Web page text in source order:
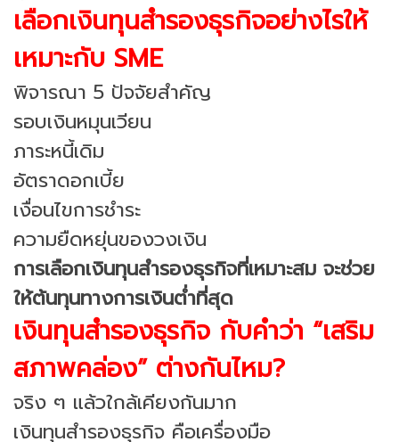
เลือกเงินทุนสำรองธุรกิจอย่างไรให้
เหมาะกับ SME
พิจารณา 5 ปัจจัยสำคัญ
รอบเงินหมุนเวียน
ภาระหนี้เดิม
อัตราดอกเบี้ย
เงื่อนไขการชำระ
ความยืดหยุ่นของวงเงิน
การเลือกเงินทุนสำรองธุรกิจที่เหมาะสม จะช่วย
ให้ต้นทุนทางการเงินต่ำที่สุด
เงินทุนสำรองธุรกิจ กับคำว่า “เสริม
สภาพคล่อง” ต่างกันไหม?
จริง ๆ แล้วใกล้เคียงกันมาก
เงินทุนสำรองธุรกิจ คือเครื่องมือ